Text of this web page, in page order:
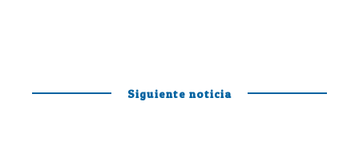
Siguiente noticia